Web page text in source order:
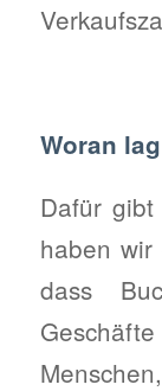
Woran
Dafür
haben wir
dass